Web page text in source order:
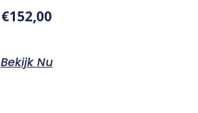
€152,00
Bekijk Nu